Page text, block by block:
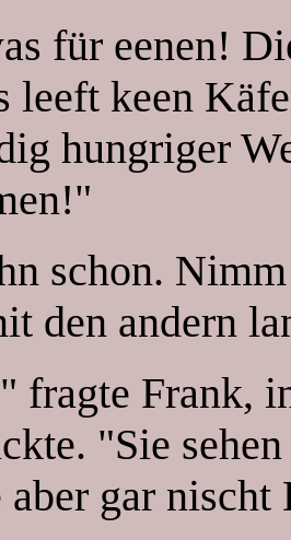
für eenen!
leeft keen
hungriger
schon.
den andern
fragte Frank,
"Sie
aber gar nischt